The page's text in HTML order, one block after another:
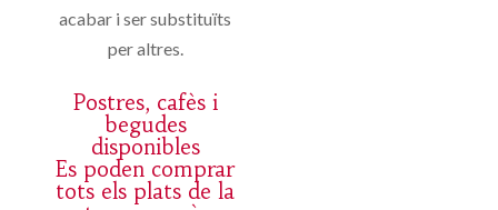
acabar i ser substituïts
per altres.
Postres, cafès i
begudes
disponibles
Es poden comprar
tots els plats de la